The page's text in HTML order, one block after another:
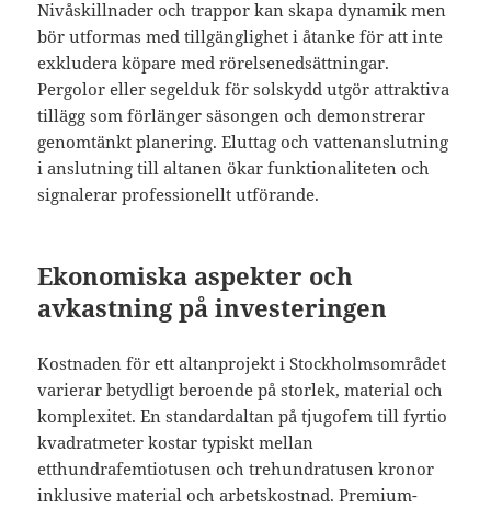
Nivåskillnader och trappor kan skapa dynamik men
bör utformas med tillgänglighet i åtanke för att inte
exkludera köpare med rörelsenedsättningar.
Pergolor eller segelduk för solskydd utgör attraktiva
tillägg som förlänger säsongen och demonstrerar
genomtänkt planering. Eluttag och vattenanslutning
i anslutning till altanen ökar funktionaliteten och
signalerar professionellt utförande.
Ekonomiska aspekter och
avkastning på investeringen
Kostnaden för ett altanprojekt i Stockholmsområdet
varierar betydligt beroende på storlek, material och
komplexitet. En standardaltan på tjugofem till fyrtio
kvadratmeter kostar typiskt mellan
etthundrafemtiotusen och trehundratusen kronor
inklusive material och arbetskostnad. Premium-